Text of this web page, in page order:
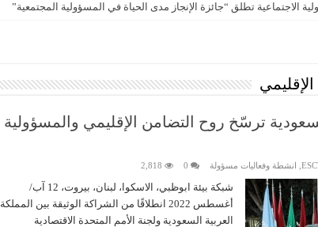
الاجتماعية تطلق “جائزة الإنجاز مدى الحياة في المسؤولية المجتمعية”
ترسّخ روح التضامن الإقليمي والمسؤولية
انشطة وفعاليات مسؤولة 0
2,818
شبكة بيئة ابوظبي، الاسكوا، لبنان، بيروت، 12 آب/
أغسطس 2022 انطلاقًا من الشراكة الوثيقة بين المملكة
العربية السعودية ولجنة الأمم المتحدة الاقتصادية